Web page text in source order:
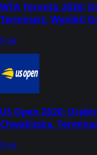
WTA Toronto 2026:
Terminarz, Wyniki!
9 sie
US Open 2026:
Chwalińska,
9 sie